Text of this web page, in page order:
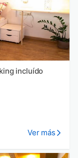
incluído
Ver más